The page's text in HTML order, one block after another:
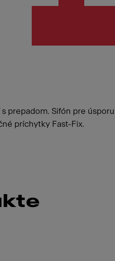
prepadom. Sifón pre
príchytky Fast-Fix.